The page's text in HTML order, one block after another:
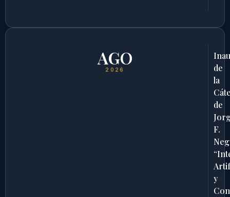
AGO
2026
de
la
de
F.
y